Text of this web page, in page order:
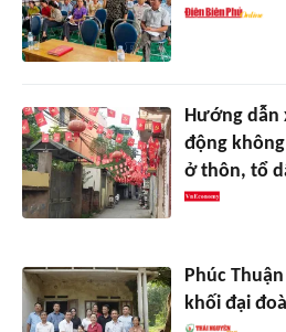
Hướng dẫn
động
ở thôn, tổ
Phúc
khối đại